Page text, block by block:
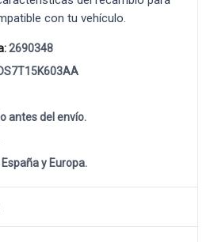
con tu vehículo.
2690348
antes del envío.
y Europa.